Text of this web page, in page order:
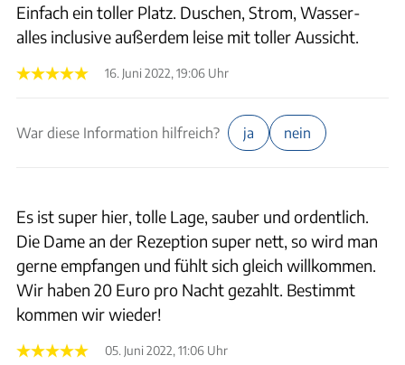
Einfach ein toller Platz. Duschen, Strom, Wasser-
alles inclusive außerdem leise mit toller Aussicht.
16. Juni 2022, 19:06 Uhr
War diese Information hilfreich? ja nein
Es ist super hier, tolle Lage, sauber und ordentlich.
Die Dame an der Rezeption super nett, so wird man
gerne empfangen und fühlt sich gleich willkommen.
Wir haben 20 Euro pro Nacht gezahlt. Bestimmt
kommen wir wieder!
05. Juni 2022, 11:06 Uhr